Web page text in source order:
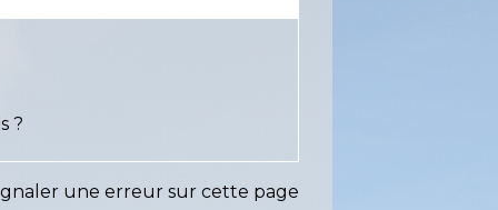
?
une erreur sur cette page